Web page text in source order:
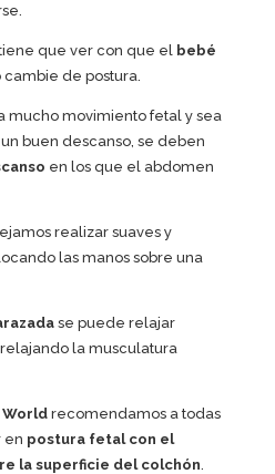
que ver con que el bebé
de postura.
mucho movimiento fetal y sea
buen descanso, se deben
en los que el abdomen
realizar suaves y
las manos sobre una
se puede relajar
la musculatura
Worldrecomendamos a todas
en postura fetal con el
la superficie del colchón